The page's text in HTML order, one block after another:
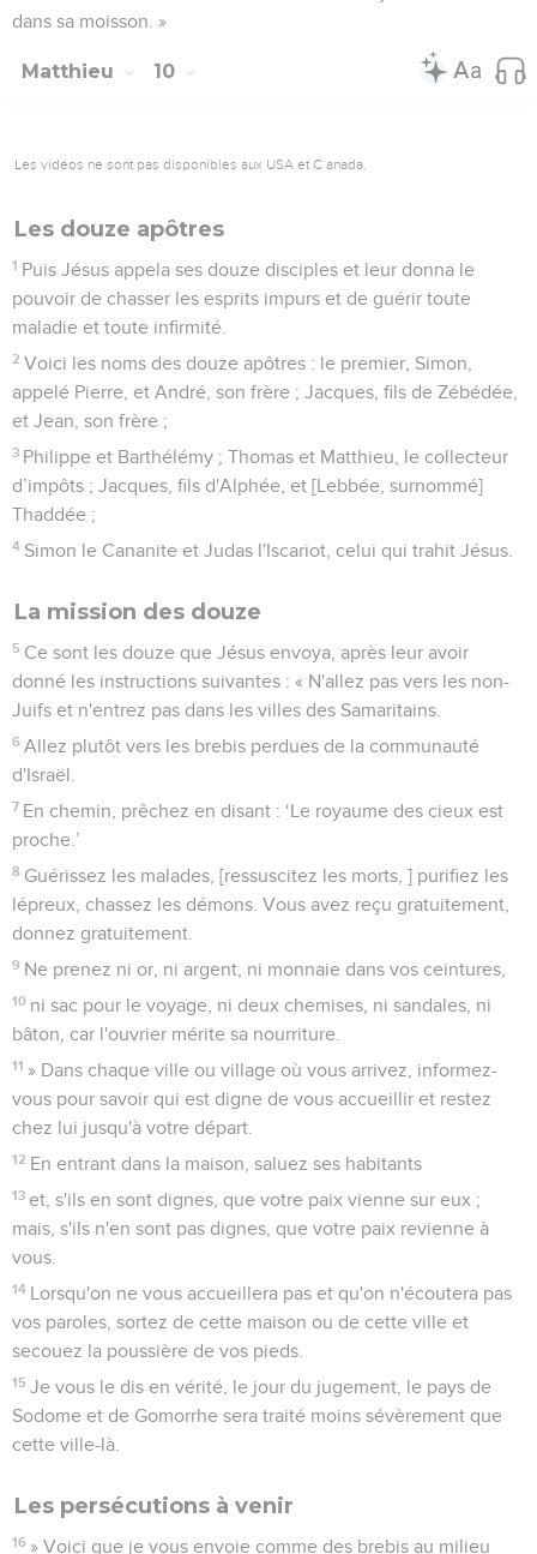
dans sa moisson. »
Matthieu 10
Les vidéos ne sont pas disponibles aux USA et C anada.
Les douze apôtres
1 Puis Jésus appela ses douze disciples et leur donna le
pouvoir de chasser les esprits impurs et de guérir toute
maladie et toute infirmité.
2 Voici les noms des douze apôtres : le premier, Simon,
appelé Pierre, et André, son frère ; Jacques, fils de Zébédée,
et Jean, son frère ;
3 Philippe et Barthélémy ; Thomas et Matthieu, le collecteur
d’impôts ; Jacques, fils d'Alphée, et [Lebbée, surnommé]
Thaddée ;
4 Simon le Cananite et Judas l'Iscariot, celui qui trahit Jésus.
La mission des douze
5 Ce sont les douze que Jésus envoya, après leur avoir
donné les instructions suivantes : « N'allez pas vers les non-
Juifs et n'entrez pas dans les villes des Samaritains.
6 Allez plutôt vers les brebis perdues de la communauté
d'Israël.
7 En chemin, prêchez en disant : ‘Le royaume des cieux est
proche.’
8 Guérissez les malades, [ressuscitez les morts, ] purifiez les
lépreux, chassez les démons. Vous avez reçu gratuitement,
donnez gratuitement.
9 Ne prenez ni or, ni argent, ni monnaie dans vos ceintures,
10 ni sac pour le voyage, ni deux chemises, ni sandales, ni
bâton, car l'ouvrier mérite sa nourriture.
11 » Dans chaque ville ou village où vous arrivez, informez-
vous pour savoir qui est digne de vous accueillir et restez
chez lui jusqu'à votre départ.
12 En entrant dans la maison, saluez ses habitants
13 et, s'ils en sont dignes, que votre paix vienne sur eux ;
mais, s'ils n'en sont pas dignes, que votre paix revienne à
vous.
14 Lorsqu'on ne vous accueillera pas et qu'on n'écoutera pas
vos paroles, sortez de cette maison ou de cette ville et
secouez la poussière de vos pieds.
15 Je vous le dis en vérité, le jour du jugement, le pays de
Sodome et de Gomorrhe sera traité moins sévèrement que
cette ville-là.
Les persécutions à venir
16 » Voici que je vous envoie comme des brebis au milieu